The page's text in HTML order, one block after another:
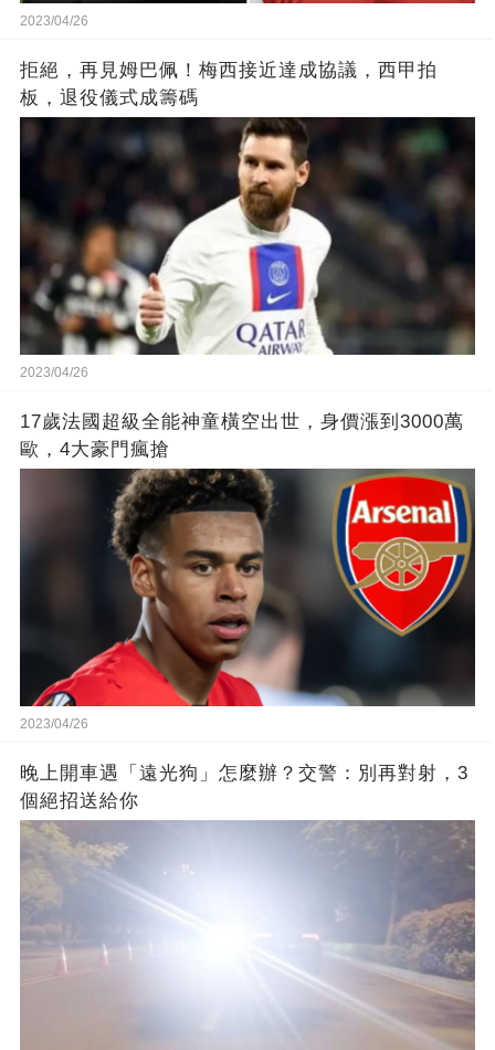
2023/04/26
拒絕，再見姆巴佩！梅西接近達成協議，西甲拍
板，退役儀式成籌碼
2023/04/26
17歲法國超級全能神童橫空出世，身價漲到3000萬
歐，4大豪門瘋搶
2023/04/26
晚上開車遇「遠光狗」怎麼辦？交警：別再對射，3
個絕招送給你